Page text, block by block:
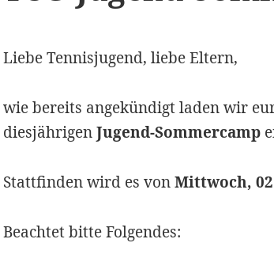
Liebe Tennisjugend, liebe Eltern,
wie bereits angekündigt laden wir
diesjährigenJugend-Sommercamp
Stattfinden wird es vonMittwoch,
Beachtet bitte Folgendes: